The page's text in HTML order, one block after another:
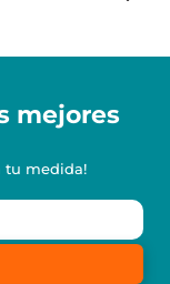
mejores
tu medida!